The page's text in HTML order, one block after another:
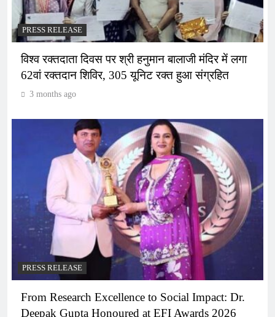
PRESS RELEASE
विश्व रक्तदाता दिवस पर श्री हनुमान बालाजी मंदिर में लगा
62वां रक्तदान शिविर, 305 यूनिट रक्त हुआ संग्रहित
3 months ago
PRESS RELEASE
From Research Excellence to Social Impact: Dr.
Deepak Gupta Honoured at EFI Awards 2026